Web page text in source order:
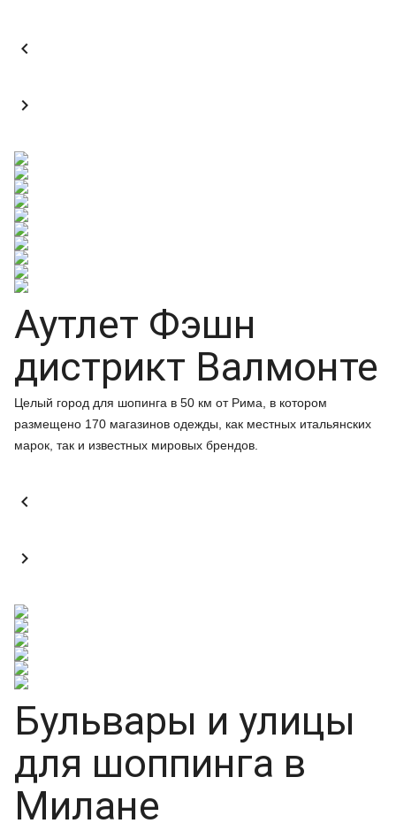


Аутлет Фэшн
дистрикт Валмонте
Целый город для шопинга в 50 км от Рима, в котором
размещено 170 магазинов одежды, как местных итальянских
марок, так и известных мировых брендов.


Бульвары и улицы
для шоппинга в
Милане